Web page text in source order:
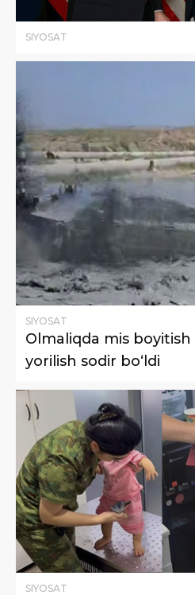
SIYOSAT
SIYOSAT
Olmaliqda mis
yorilish sodir bo‘ldi
SIYOSAT